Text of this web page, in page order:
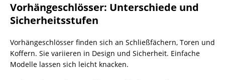
Vorhängeschlösser: Unterschiede und
Sicherheitsstufen
Vorhängeschlösser finden sich an Schließfächern, Toren und
Koffern. Sie variieren in Design und Sicherheit. Einfache
Modelle lassen sich leicht knacken.